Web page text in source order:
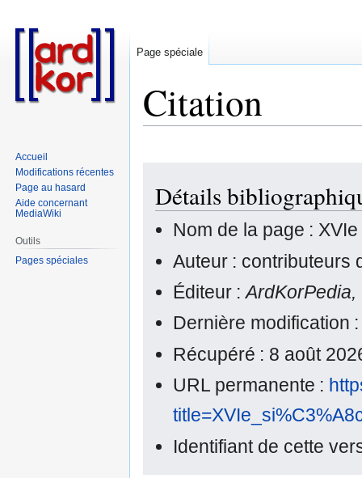
Citation
navigation
recherche
Détails
Nom de la page :
Auteur : contributeurs
Éditeur :ArdKorPedia,
Dernière modification
Récupéré : 8 août
URL permanente :
Identifiant de cette
Page spéciale
Accueil
Modifications récentes
Page au hasard
Aide concernant
MediaWiki
Outils
Pages spéciales